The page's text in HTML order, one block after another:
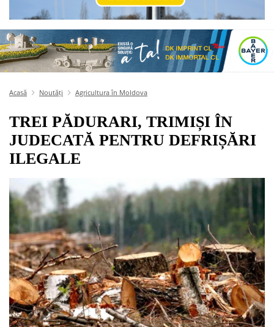
Acasă Noutăți Agricultura în Moldova
TREI PĂDURARI, TRIMIȘI ÎN
JUDECATĂ PENTRU DEFRIȘĂRI
ILEGALE